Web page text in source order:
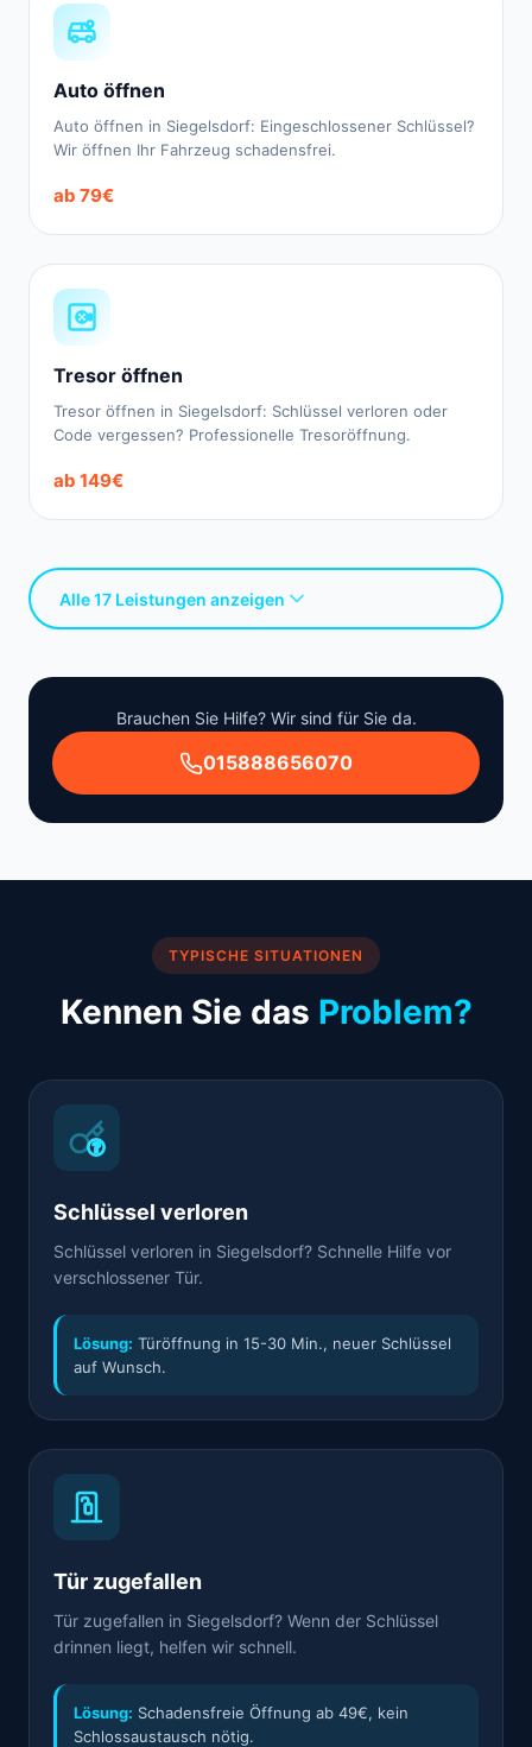
Auto öffnen
Auto öffnen in Siegelsdorf: Eingeschlossener Schlüssel?
Wir öffnen Ihr Fahrzeug schadensfrei.
ab 79€
Tresor öffnen
Tresor öffnen in Siegelsdorf: Schlüssel verloren oder
Code vergessen? Professionelle Tresoröffnung.
ab 149€
Alle 17 Leistungen anzeigen
Brauchen Sie Hilfe? Wir sind für Sie da.
015888656070
TYPISCHE SITUATIONEN
Kennen Sie das Problem?
Schlüssel verloren
Schlüssel verloren in Siegelsdorf? Schnelle Hilfe vor
verschlossener Tür.
Lösung: Türöffnung in 15-30 Min., neuer Schlüssel
auf Wunsch.
Tür zugefallen
Tür zugefallen in Siegelsdorf? Wenn der Schlüssel
drinnen liegt, helfen wir schnell.
Lösung: Schadensfreie Öffnung ab 49€, kein
Schlossaustausch nötig.